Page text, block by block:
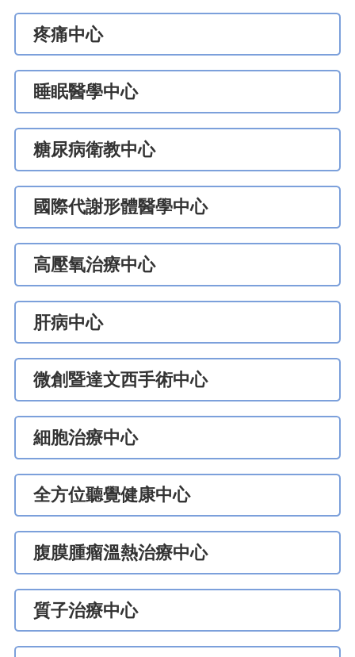
疼痛中心
睡眠醫學中心
糖尿病衛教中心
國際代謝形體醫學中心
高壓氧治療中心
肝病中心
微創暨達文西手術中心
細胞治療中心
全方位聽覺健康中心
腹膜腫瘤溫熱治療中心
質子治療中心